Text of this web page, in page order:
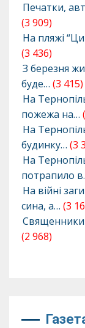
Печатки,
(3 909)
На пляжі
(3 436)
З березня
буде… (3 415)
На
пожежа на…
На
будинку… (3
На
потрапило
На війні
сина, а… (3
Священники
(2 968)